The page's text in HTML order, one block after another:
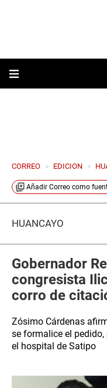
CORREO > EDICION >
Añadir Correo como
HUANCAYO
Gobernador
congresista
corro de
Zósimo Cárdenas
se formalice el
el hospital de Satipo